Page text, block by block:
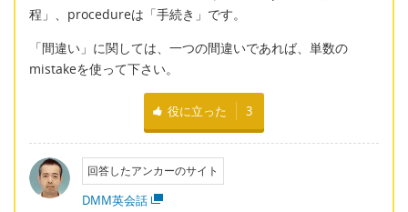
程」、procedureは「手続き」です。
「間違い」に関しては、一つの間違いであれば、単数の
mistakeを使って下さい。
役に立った 3
回答したアンカーのサイト
DMM英会話